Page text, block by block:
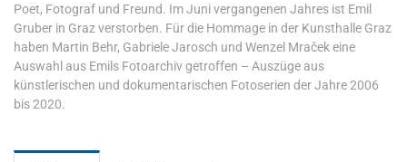
Poet, Fotograf und Freund. Im Juni vergangenen Jahres ist Emil
Gruber in Graz verstorben. Für die Hommage in der Kunsthalle Graz
haben Martin Behr, Gabriele Jarosch und Wenzel Mraček eine
Auswahl aus Emils Fotoarchiv getroffen – Auszüge aus
künstlerischen und dokumentarischen Fotoserien der Jahre 2006
bis 2020.